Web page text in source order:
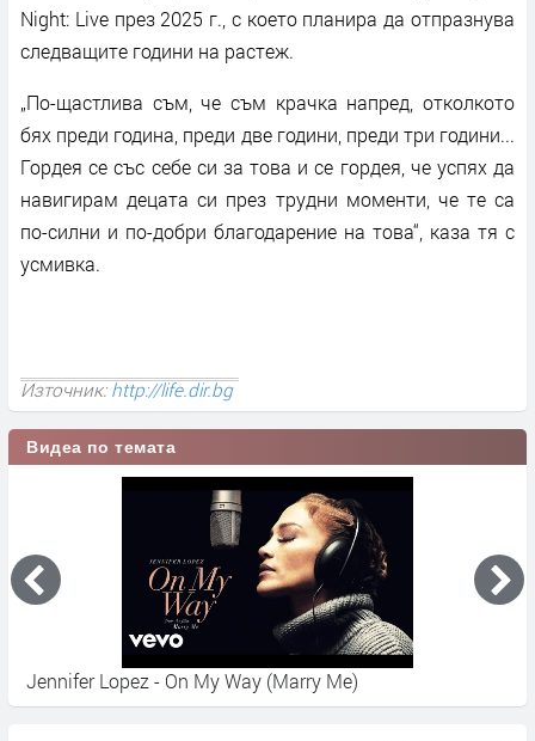
Night: Live през 2025 г., с което планира да отпразнува
следващите години на растеж.
„По-щастлива съм, че съм крачка напред, отколкото
бях преди година, преди две години, преди три години...
Гордея се със себе си за това и се гордея, че успях да
навигирам децата си през трудни моменти, че те са
по-силни и по-добри благодарение на това“, каза тя с
усмивка.
Източник:http://life.dir.bg
Видеа по темата
Jennifer Lopez - On My Way (Marry Me)